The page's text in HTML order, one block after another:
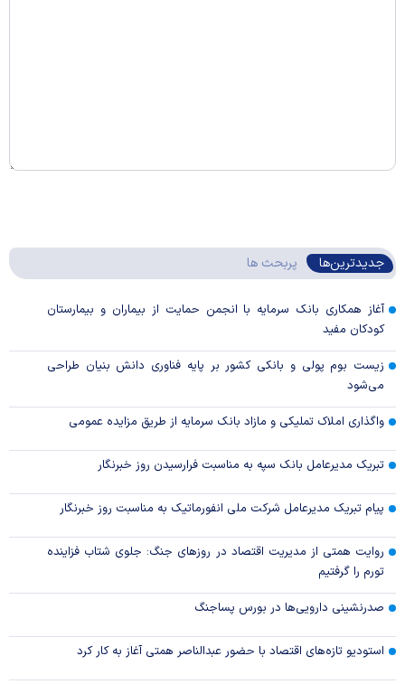
جدیدترین‌ها پربحث ها
آغاز همکاری بانک سرمایه با انجمن حمایت از بیماران و بیمارستان
کودکان مفید
زیست بوم پولی و بانکی کشور بر پایه فناوری دانش بنیان طراحی
می‌شود
واگذاری املاک تملیکی و مازاد بانک سرمایه از طریق مزایده عمومی
تبریک مدیرعامل بانک سپه به مناسبت فرارسیدن روز خبرنگار
پیام تبریک مدیرعامل شرکت ملی انفورماتیک به مناسبت روز خبرنگار
روایت همتی از مدیریت اقتصاد در روزهای جنگ: جلوی شتاب فزاینده
تورم را گرفتیم
صدرنشینی دارویی‌ها در بورس پساجنگ
استودیو تازه‌های اقتصاد با حضور عبدالناصر همتی آغاز به کار کرد